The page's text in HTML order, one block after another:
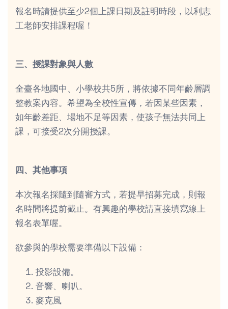
報名時請提供至少2個上課日期及註明時段，以利志
工老師安排課程喔！
三、授課對象與人數
全臺各地國中、小學校共5所，將依據不同年齡層調
整教案內容。希望為全校性宣傳，若因某些因素，
如年齡差距、場地不足等因素，使孩子無法共同上
課，可接受2次分開授課。
四、其他事項
本次報名採隨到隨審方式，若提早招募完成，則報
名時間將提前截止。有興趣的學校請直接填寫線上
報名表單喔。
欲參與的學校需要準備以下設備：
投影設備。
音響、喇叭。
麥克風